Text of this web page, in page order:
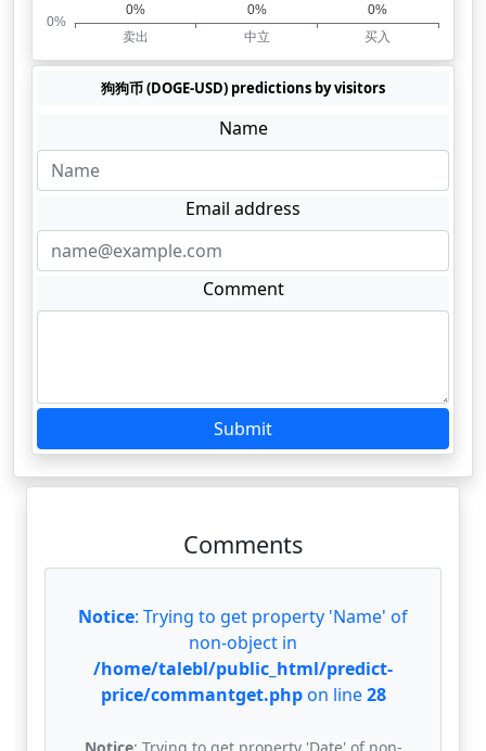
狗狗币 (DOGE-USD) predictions by visitors
Name
Email address
Comment
Submit
Comments
Notice: Trying to get property 'Name' of
non-object in
/home/talebl/public_html/predict-
price/commantget.phpon line28